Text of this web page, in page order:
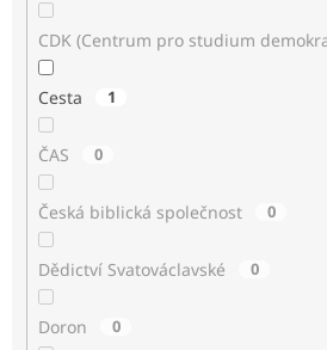
CDK (Centrum pro studium
Cesta 1
ČAS 0
Česká biblická společnost 0
Dědictví Svatováclavské 0
Doron 0